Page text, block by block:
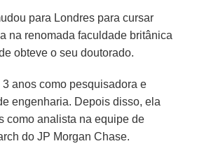
para Londres para cursar
na renomada faculdade britânica
obteve o seu doutorado.
anos como pesquisadora e
engenharia. Depois disso, ela
como analista na equipe de
do JP Morgan Chase.